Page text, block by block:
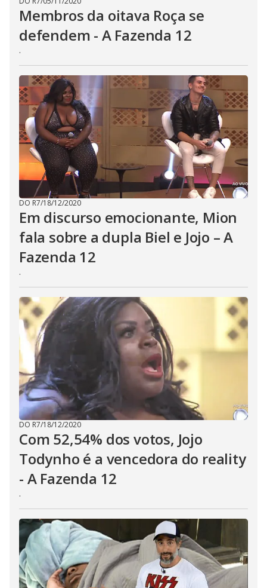
Membros da oitava Roça se
defendem - A Fazenda 12
.
DO R7/18/12/2020
Em discurso emocionante, Mion
fala sobre a dupla Biel e Jojo – A
Fazenda 12
.
DO R7/18/12/2020
Com 52,54% dos votos, Jojo
Todynho é a vencedora do reality
- A Fazenda 12
.